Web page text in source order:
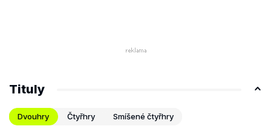
Tituly
Dvouhry Čtyřhry Smíšené čtyřhry